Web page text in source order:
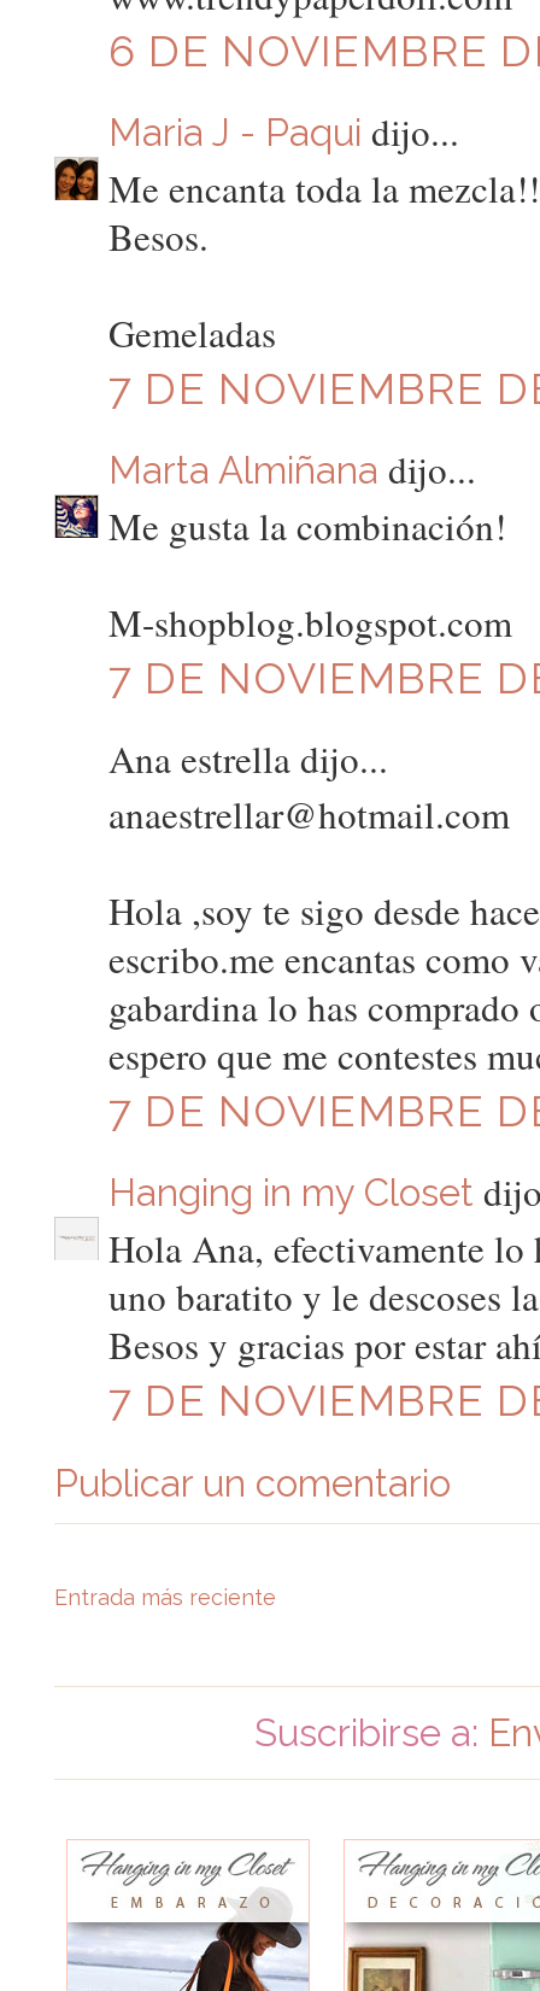
6 DE NOVIEMBRE
Maria J - Paqui dijo...
Me encanta toda la
Besos.
Gemeladas
7 DE NOVIEMBRE
Marta Almiñana dijo...
Me gusta la combinación!
M-shopblog.blogspot.com
7 DE NOVIEMBRE
Ana estrella dijo...
anaestrellar@hotmail.com
Hola ,soy te sigo desde
escribo.me encantas como
gabardina lo has
espero que me contestes
7 DE NOVIEMBRE
Hanging in my Closet
Hola Ana, efectivamente lo
uno baratito y le descoses
Besos y gracias por estar
7 DE NOVIEMBRE
Publicar un comentario
Entrada más reciente
Suscribirse a: